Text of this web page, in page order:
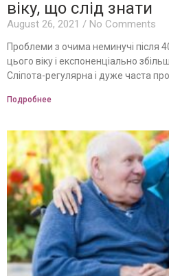
віку, що слід знати
August 26, 2021 No Comments
Проблеми з очима неминучі після
цього віку і експоненціально
Сліпота-регулярна і дуже часта
Подробнее